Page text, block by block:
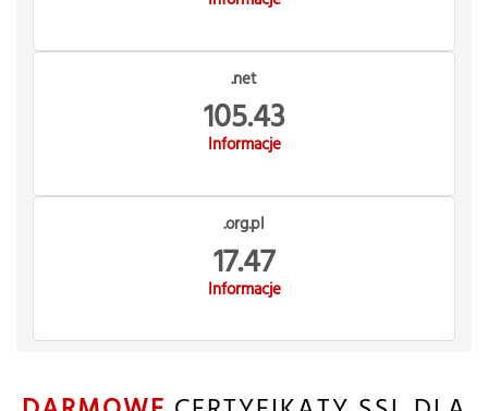
.net
105.43
Informacje
.org.pl
17.47
Informacje